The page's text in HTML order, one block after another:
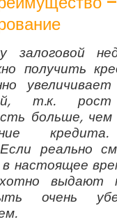
залоговой
получить
т.к.
больше, чем
реально
настоящее
выдают
очень